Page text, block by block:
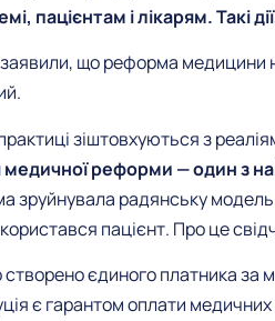
пацієнтам і лікарям. Такі
заявили, що реформа медицини
зіштовхуються з
реформи — один з
зруйнувала радянську модель
пацієнт. Про це
створено єдиного платника
є гарантом оплати